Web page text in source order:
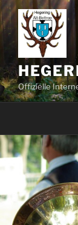
Zum
Inhalt
springen
Offizielle